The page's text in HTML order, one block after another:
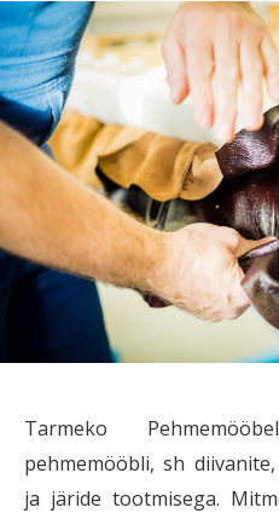
Tarmeko
pehmemööbli, sh
ja järide tootmisega.